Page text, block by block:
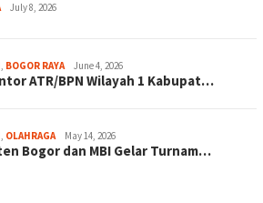
July 8, 2026
, BOGOR RAYA June 4, 2026
ATR/BPN Wilayah 1 Kabupat…
, OLAHRAGA May 14, 2026
Bogor dan MBI Gelar Turnam…